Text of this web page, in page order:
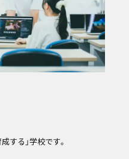
する」学校です。